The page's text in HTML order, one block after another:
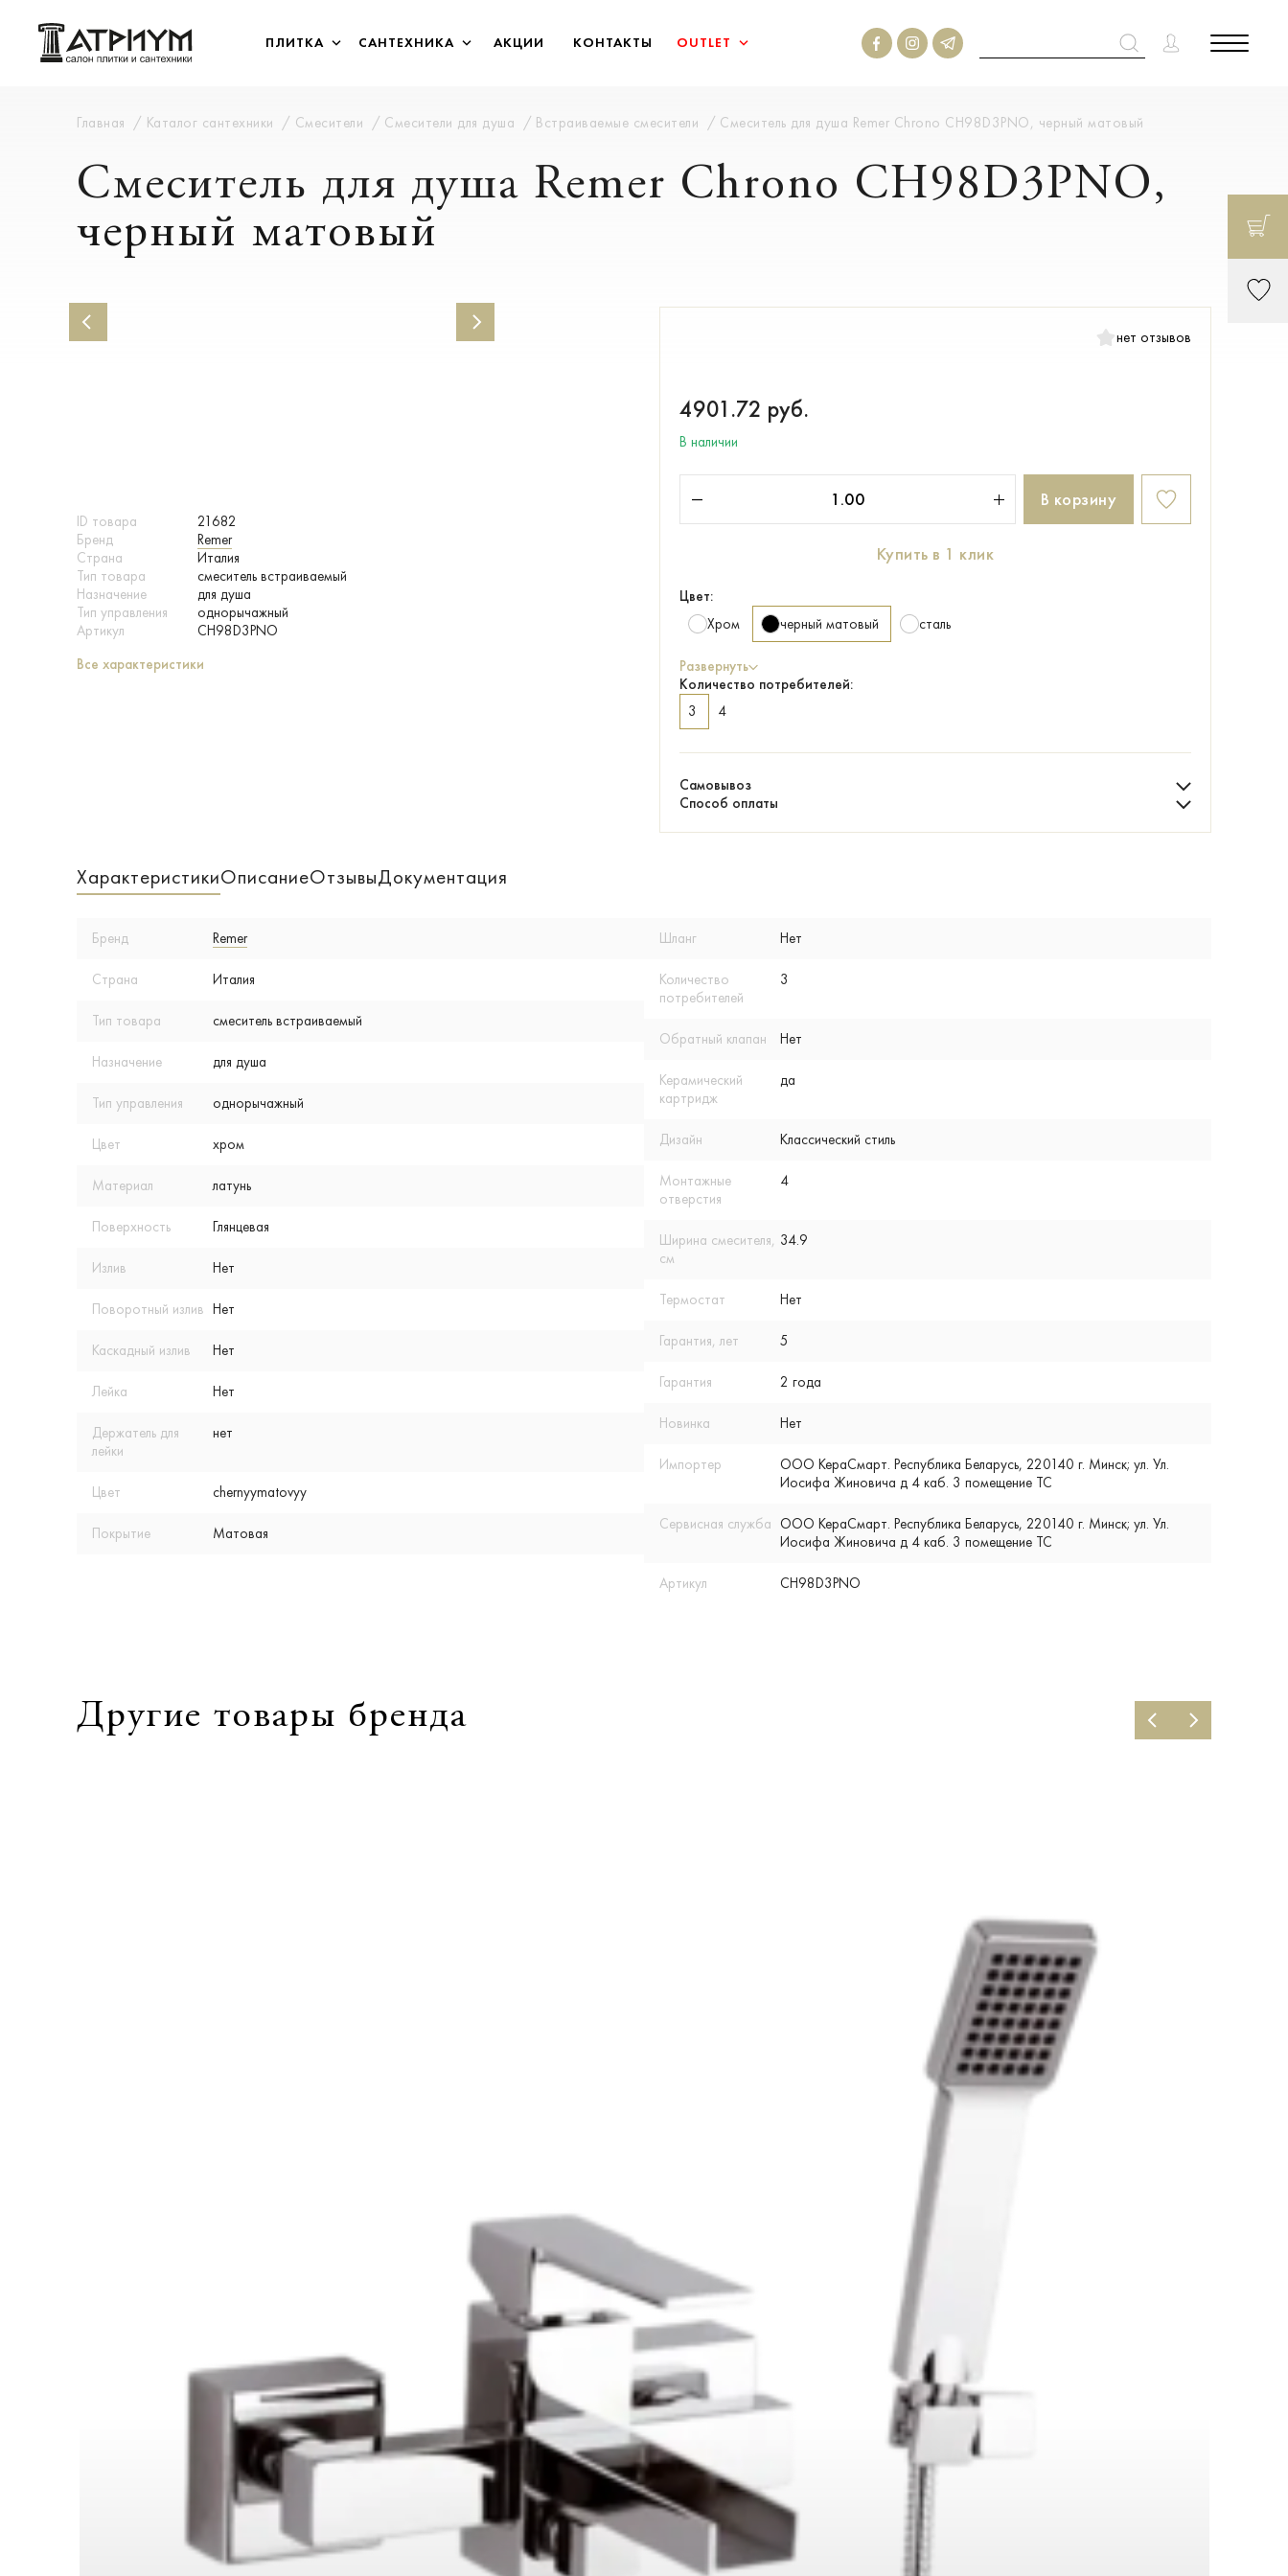
ПЛИТКА САНТЕХНИКА АКЦИИ КОНТАКТЫ OUTLET
Главная Каталог сантехники Смесители Смесители для душа Встраиваемые смесители Смеситель для душа Remer Chrono CH98D3PNO, черный матовый
Смеситель для душа Remer Chrono CH98D3PNO,
черный матовый
ID товара
21682
Бренд
Remer
Страна
Италия
Тип товара
смеситель встраиваемый
Назначение
для душа
Тип управления
однорычажный
Артикул
CH98D3PNO
Все характеристики
нет отзывов
4901.72 руб.
В наличии
В корзину
Купить в 1 клик
Цвет:
Хром
черный матовый сталь
Развернуть
Количество потребителей:
3
4
Самовывоз
Способ оплаты
ХарактеристикиОписаниеОтзывыДокументация
Бренд Remer
Страна Италия
Тип товара смеситель встраиваемый
Назначение для душа
Тип управления однорычажный
Цвет хром
Материал латунь
Поверхность Глянцевая
Излив Нет
Поворотный излив Нет
Каскадный излив Нет
Лейка Нет
Держатель для
лейки
нет
Цвет chernyymatovyy
Покрытие Матовая
Шланг Нет
Количество
потребителей
3
Обратный клапан Нет
Керамический
картридж
да
Дизайн Классический стиль
Монтажные
отверстия
4
Ширина смесителя,
см
34.9
Термостат Нет
Гарантия, лет 5
Гарантия 2 года
Новинка Нет
Импортер
ООО КераСмарт. Республика Беларусь, 220140 г. Минск; ул. Ул.
Иосифа Жиновича д 4 каб. 3 помещение ТС
Сервисная служба ООО КераСмарт. Республика Беларусь, 220140 г. Минск; ул. Ул.
Иосифа Жиновича д 4 каб. 3 помещение ТС
Артикул CH98D3PNO
Другие товары бренда